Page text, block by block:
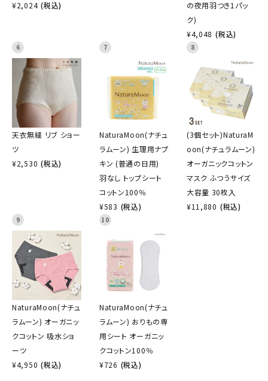
¥2,024 (税込)
の夜用羽つき1パッ
ク)
¥4,048 (税込)
6
天衣無縫 リブ ショー
ツ
¥2,530 (税込)
7
NaturaMoon(ナチュ
ラムーン) 生理用ナプ
キン (普通の日用)
羽なし トップシート
コットン100％
¥583 (税込)
8
(3個セット)NaturaM
oon(ナチュラムーン)
オーガニックコットン
マスク ふつうサイズ
大容量 30枚入
¥11,880 (税込)
9
NaturaMoon(ナチュ
ラムーン) オーガニッ
クコットン 吸水ショ
ーツ
¥4,950 (税込)
10
NaturaMoon(ナチュ
ラムーン) おりもの専
用シート オーガニッ
クコットン100％
¥726 (税込)